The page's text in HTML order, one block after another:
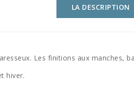
LA DESCRIPTION
Les finitions aux manches,
hiver.